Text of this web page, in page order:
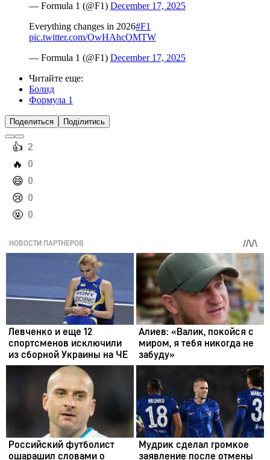
— Formula 1 (@F1) December 17, 2025
Everything changes in 2026#F1
pic.twitter.com/OwHAhcOMTW
— Formula 1 (@F1) December 17, 2025
Читайте еще:
Болид
Формула 1
Поделиться Поділитись
️👍 2
️🔥 0
️😄 0
️😢 0
️🤬 0